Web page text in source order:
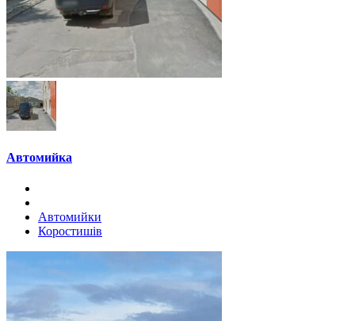
Автомийка
Автомийки
Коростишів